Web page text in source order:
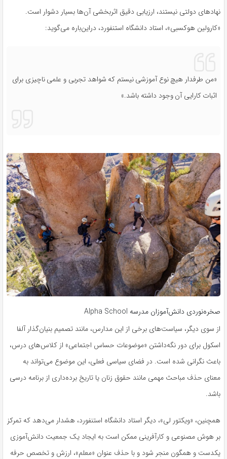
نهادهای دولتی نیستند، ارزیابی دقیق اثربخشی آن‌ها بسیار دشوار است.
«کارولین هوکسبی»، استاد دانشگاه استنفورد، دراین‌باره می‌گوید:
«من طرفدار هیچ نوع آموزشی نیستم که شواهد تجربی و علمی ناچیزی برای
اثبات کارایی آن وجود داشته باشد.»
صخره‌نوردی دانش‌آموزان مدرسه Alpha School
از سوی دیگر، سیاست‌های برخی از این مدارس، مانند تصمیم بنیان‌گذار آلفا
اسکول برای دور نگه‌داشتن «موضوعات حساس اجتماعی» از کلاس‌های درس،
باعث نگرانی شده است. در فضای سیاسی فعلی، این موضوع می‌تواند به
معنای حذف مباحث مهمی مانند حقوق زنان یا تاریخ برده‌داری از برنامه درسی
باشد.
همچنین، «ویکتور لی»، دیگر استاد دانشگاه استنفورد، هشدار می‌دهد که تمرکز
بر هوش مصنوعی و کارآفرینی ممکن است به ایجاد یک جمعیت دانش‌آموزی
یکدست و همگون منجر شود و با حذف عنوان «معلم»، ارزش و تخصص حرفه